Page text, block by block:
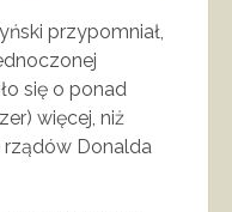
przypomniał,
się o ponad
więcej, niż
Donalda